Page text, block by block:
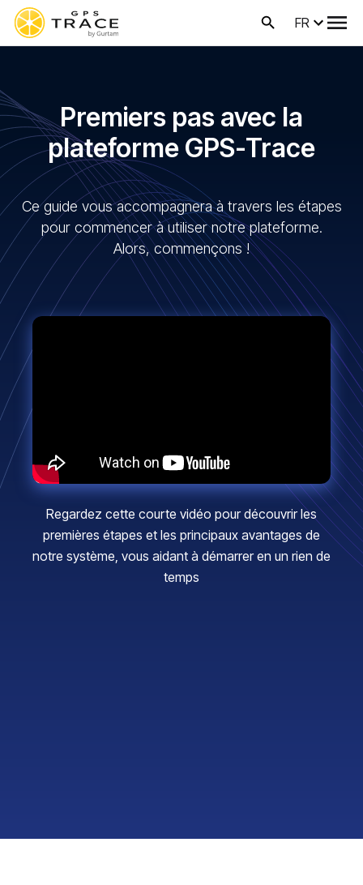
FR
Premiers pas avec la
plateforme GPS-Trace
Ce guide vous accompagnera à travers les étapes
pour commencer à utiliser notre plateforme.
Alors, commençons !
Regardez cette courte vidéo pour découvrir les
premières étapes et les principaux avantages de
notre système, vous aidant à démarrer en un rien de
temps